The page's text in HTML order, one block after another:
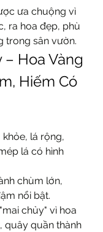
ưa chuộng vì
ra hoa đẹp, phù
trong sân vườn.
– Hoa Vàng
Hiếm Có
lá rộng,
lá có hình
chùm lớn,
nổi bật.
chủy" vì hoa
quây quần thành